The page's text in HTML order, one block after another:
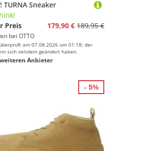
TURNA Sneaker
Preis
179,90 € 189,95 €
bei OTTO
am 07.08.2026 um 01:18; der
sich seitdem geändert haben.
Anbieter
- 5%